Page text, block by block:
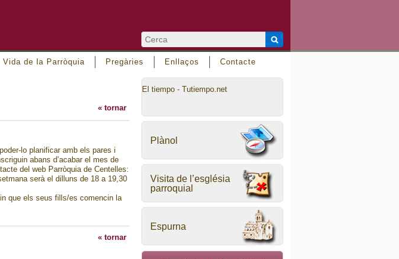
Vida de la Parròquia Pregàries Enllaços Contacte
« tornar
lo planificar amb els pares i
abans d’acabar el mes de
del web Parròquia de Centelles:
serà el dilluns de 18 a 19,30
que els seus fills/es comencin la
« tornar
El tiempo - Tutiempo.net
Plànol
Visita de l’església
parroquial
Espurna